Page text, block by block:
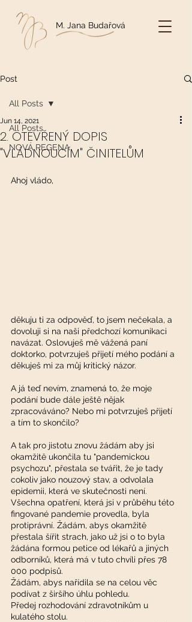
M. Jana Budařová
Post
All Posts
NOVÁ REGENA
All Posts
2. OTEVŘENÝ DOPIS
"VLÁDNOUCÍM" ČINITELŮM
Jun 14, 2021
Ahoj vládo,
děkuju ti za odpověď, to jsem nečekala, a
dovoluji si na naši předchozí komunikaci
navázat. Oslovuješ mě vážená paní
doktorko, potvrzuješ přijetí mého podání a
děkuješ mi za můj kritický názor.
A já teď nevím, znamená to, že moje
podání bude dále ještě nějak
zpracováváno? Nebo mi potvrzuješ přijetí
a tím to skončilo?
A tak pro jistotu znovu žádám aby jsi
okamžitě ukončila tu "pandemickou
psychozu", přestala se tvářit, že je tady
cokoliv jako nouzový stav, a odvolala
epidemii, která ve skutečnosti není.
Všechna opatření, která jsi v průběhu této
fingované pandemie provedla, byla
protiprávní. Žádám, abys okamžitě
přestala šířit strach, jako už jsi o to byla
žádána formou petice od lékařů a jiných
odborníků, která má v tuto chvíli přes 78
000 podpisů.
Žádám, abys nařídila se na celou věc
podívat z širšího úhlu pohledu.
Předej rozhodování zdravotníkům u
kulatého stolu.